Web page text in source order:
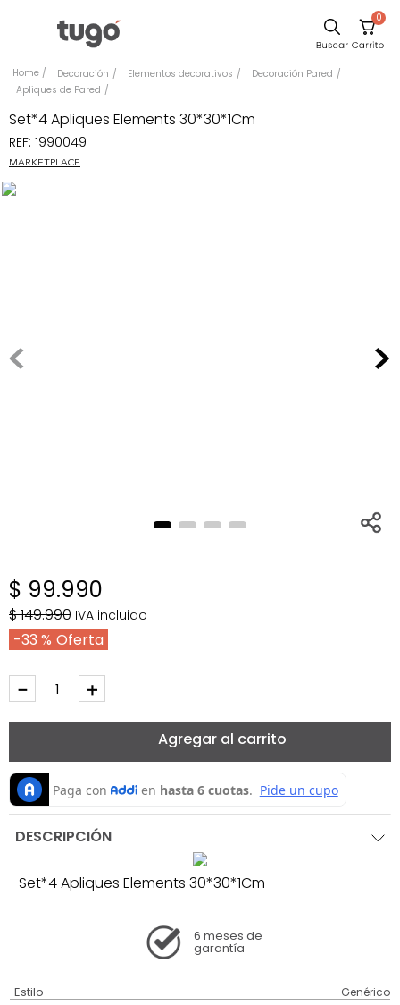
0
Decoración Elementos decorativos
Decoración Pared
Apliques de Pared
Set*4 Apliques Elements 30*30*1Cm
REF: 1990049
MARKETPLACE
$ 99.990
$149.990 IVA incluido
33 %
＋
－
Agregar al carrito
DESCRIPCIÓN
Set*4 Apliques Elements 30*30*1Cm
6 meses de
garantía
Estilo Genérico
Comedor
Escritorio
Silla